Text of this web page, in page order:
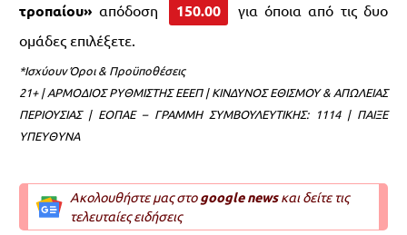
τροπαίου» απόδοση 150.00
για όποια από τις δυο
ομάδες επιλέξετε.
*Ισχύουν Όροι & Προϋποθέσεις
21+ | ΑΡΜΟΔΙΟΣ ΡΥΘΜΙΣΤΗΣ ΕΕΕΠ | ΚΙΝΔΥΝΟΣ ΕΘΙΣΜΟΥ & ΑΠΩΛΕΙΑΣ
ΠΕΡΙΟΥΣΙΑΣ | ΕΟΠΑΕ – ΓΡΑΜΜΗ ΣΥΜΒΟΥΛΕΥΤΙΚΗΣ: 1114 | ΠΑΙΞΕ
ΥΠΕΥΘΥΝΑ
Ακολουθήστε μας στοgoogle newsκαι δείτε τις
τελευταίες ειδήσεις